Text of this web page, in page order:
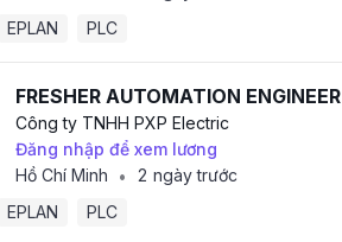
EPLAN PLC
FRESHER AUTOMATION ENGINEER
Công ty TNHH PXP Electric
Đăng nhập để xem lương
Hồ Chí Minh
•
2 ngày trước
EPLAN PLC